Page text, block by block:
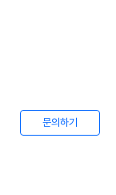
시된 경우, 해당
문의하기